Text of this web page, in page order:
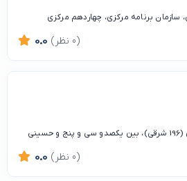
سازمان برنامه مرکزی، چهاردهم مرکزی
0.0 (0 نظر)
0.0 (0 نظر)